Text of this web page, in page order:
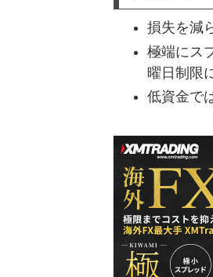
損失を減
極端にス
曜日制限
低資金で